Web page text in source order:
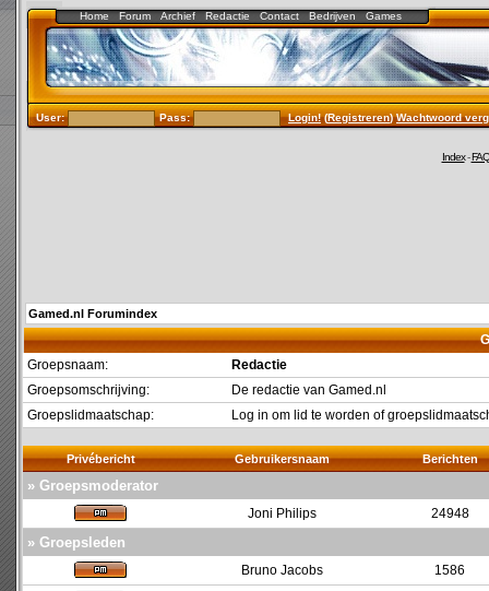
Home Forum Archief Redactie Contact Bedrijven Games
User: Pass: Login!(Registreren)Wachtwoord
Index-FAQ
Gamed.nl Forumindex
Groepsnaam:
Redactie
Groepsomschrijving:
De redactie van Gamed.nl
Groepslidmaatschap:
Log in om lid te worden of
Privébericht Gebruikersnaam Berichten
» Groepsmoderator
Joni Philips 24948
» Groepsleden
Bruno Jacobs
1586